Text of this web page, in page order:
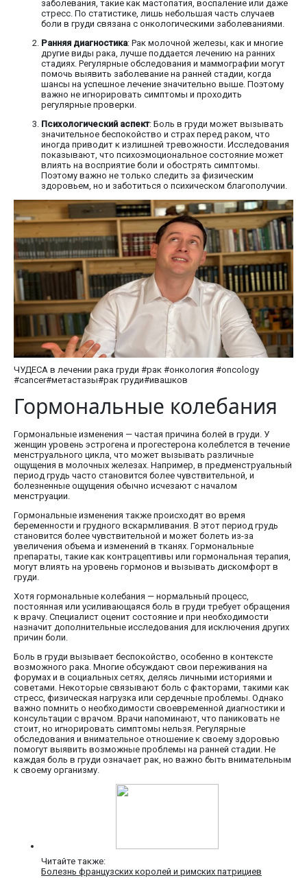
заболевания, такие как мастопатия, воспаление или даже
стресс. По статистике, лишь небольшая часть случаев
боли в груди связана с онкологическими заболеваниями.
Ранняя диагностика: Рак молочной железы, как и многие
другие виды рака, лучше поддается лечению на ранних
стадиях. Регулярные обследования и маммографии могут
помочь выявить заболевание на ранней стадии, когда
шансы на успешное лечение значительно выше. Поэтому
важно не игнорировать симптомы и проходить
регулярные проверки.
Психологический аспект: Боль в груди может вызывать
значительное беспокойство и страх перед раком, что
иногда приводит к излишней тревожности. Исследования
показывают, что психоэмоциональное состояние может
влиять на восприятие боли и обострять симптомы.
Поэтому важно не только следить за физическим
здоровьем, но и заботиться о психическом благополучии.
ЧУДЕСА в лечении рака груди #рак #онкология #oncology
#cancer#метастазы#рак груди#ивашков
Гормональные колебания
Гормональные изменения — частая причина болей в груди. У
женщин уровень эстрогена и прогестерона колеблется в течение
менструального цикла, что может вызывать различные
ощущения в молочных железах. Например, в предменструальный
период грудь часто становится более чувствительной, и
болезненные ощущения обычно исчезают с началом
менструации.
Гормональные изменения также происходят во время
беременности и грудного вскармливания. В этот период грудь
становится более чувствительной и может болеть из-за
увеличения объема и изменений в тканях. Гормональные
препараты, такие как контрацептивы или гормональная терапия,
могут влиять на уровень гормонов и вызывать дискомфорт в
груди.
Хотя гормональные колебания — нормальный процесс,
постоянная или усиливающаяся боль в груди требует обращения
к врачу. Специалист оценит состояние и при необходимости
назначит дополнительные исследования для исключения других
причин боли.
Боль в груди вызывает беспокойство, особенно в контексте
возможного рака. Многие обсуждают свои переживания на
форумах и в социальных сетях, делясь личными историями и
советами. Некоторые связывают боль с факторами, такими как
стресс, физическая нагрузка или сердечные проблемы. Однако
важно помнить о необходимости своевременной диагностики и
консультации с врачом. Врачи напоминают, что паниковать не
стоит, но игнорировать симптомы нельзя. Регулярные
обследования и внимательное отношение к своему здоровью
помогут выявить возможные проблемы на ранней стадии. Не
каждая боль в груди означает рак, но важно быть внимательным
к своему организму.
Читайте также:
Болезнь французских королей и римских патрициев